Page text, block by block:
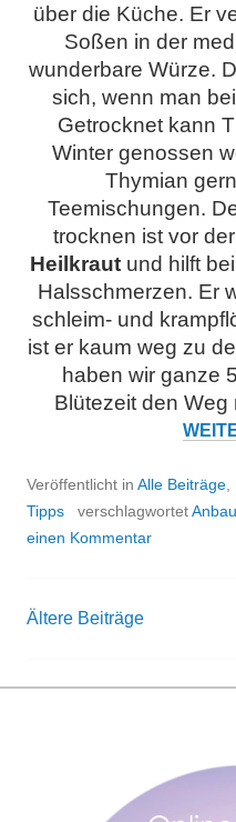
über die Küche. Er
Soßen in der
wunderbare Würze.
sich, wenn man
Getrocknet kann
Winter genossen
Thymian
Teemischungen.
trocknen ist vor
Heilkraut und hilft
Halsschmerzen. Er
schleim- und
ist er kaum weg zu
haben wir ganze
Blütezeit den Weg
Veröffentlicht in Alle Beiträge,
Tipps
verschlagwortetAnbau
einen Kommentar
Beitrags-
Navigation
Ältere Beiträge